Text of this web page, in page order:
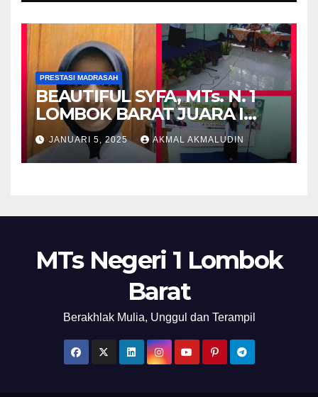
PRESTASI MADRASAH
BEAUTIFUL SYFA, MTs. N. 1
LOMBOK BARAT JUARA I
PIDATO BAHASA INGGRIS
JANUARI 5, 2025 AKMAL AKMALUDIN
MTs Negeri 1 Lombok
Barat
Berakhlak Mulia, Unggul dan Terampil